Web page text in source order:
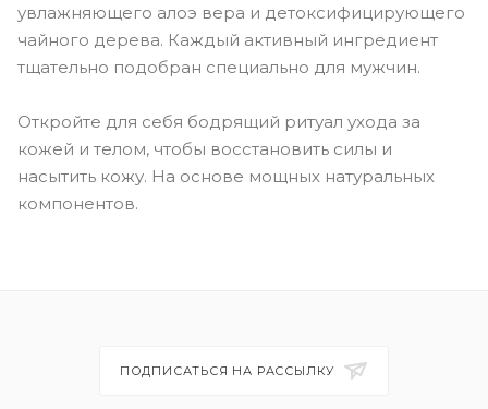
увлажняющего алоэ вера и детоксифицирующего
чайного дерева. Каждый активный ингредиент
тщательно подобран специально для мужчин.
Откройте для себя бодрящий ритуал ухода за
кожей и телом, чтобы восстановить силы и
насытить кожу. На основе мощных натуральных
компонентов.
ПОДПИСАТЬСЯ НА РАССЫЛКУ